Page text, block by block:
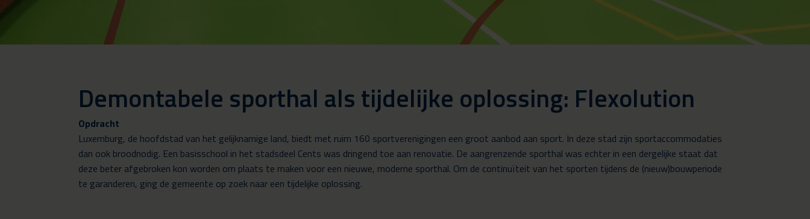
Demontabele sporthal als tijdelijke oplossing: Flexolution
Opdracht
Luxemburg, de hoofdstad van het gelijknamige land, biedt met ruim 160 sportverenigingen een groot aanbod aan sport. In deze stad zijn sportaccommodaties
dan ook broodnodig. Een basisschool in het stadsdeel Cents was dringend toe aan renovatie. De aangrenzende sporthal was echter in een dergelijke staat dat
deze beter afgebroken kon worden om plaats te maken voor een nieuwe, moderne sporthal. Om de continuïteit van het sporten tijdens de (nieuw)bouwperiode
te garanderen, ging de gemeente op zoek naar een tijdelijke oplossing.